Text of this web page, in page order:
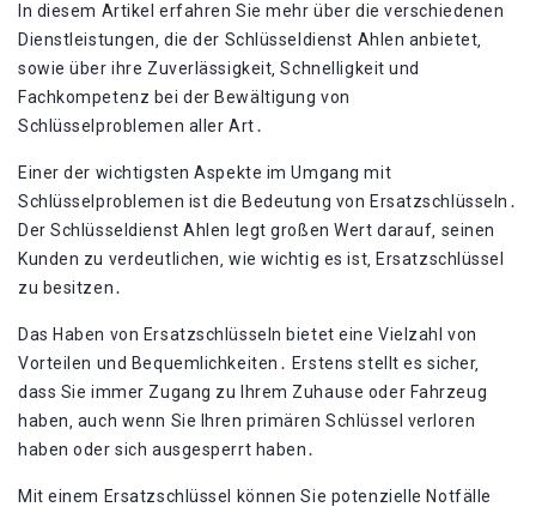
In diesem Artikel erfahren Sie mehr über die verschiedenen
Dienstleistungen‚ die der Schlüsseldienst Ahlen anbietet‚
sowie über ihre Zuverlässigkeit‚ Schnelligkeit und
Fachkompetenz bei der Bewältigung von
Schlüsselproblemen aller Art․
Einer der wichtigsten Aspekte im Umgang mit
Schlüsselproblemen ist die Bedeutung von Ersatzschlüsseln․
Der Schlüsseldienst Ahlen legt großen Wert darauf‚ seinen
Kunden zu verdeutlichen‚ wie wichtig es ist‚ Ersatzschlüssel
zu besitzen․
Das Haben von Ersatzschlüsseln bietet eine Vielzahl von
Vorteilen und Bequemlichkeiten․ Erstens stellt es sicher‚
dass Sie immer Zugang zu Ihrem Zuhause oder Fahrzeug
haben‚ auch wenn Sie Ihren primären Schlüssel verloren
haben oder sich ausgesperrt haben․
Mit einem Ersatzschlüssel können Sie potenzielle Notfälle